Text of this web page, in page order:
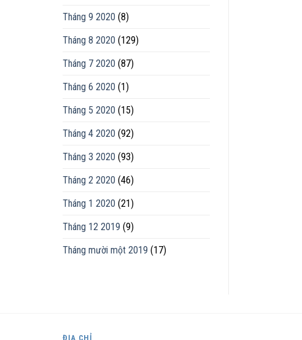
Tháng 9 2020 (8)
Tháng 8 2020 (129)
Tháng 7 2020 (87)
Tháng 6 2020 (1)
Tháng 5 2020 (15)
Tháng 4 2020 (92)
Tháng 3 2020 (93)
Tháng 2 2020 (46)
Tháng 1 2020 (21)
Tháng 12 2019 (9)
Tháng mười một 2019 (17)
ĐỊA CHỈ